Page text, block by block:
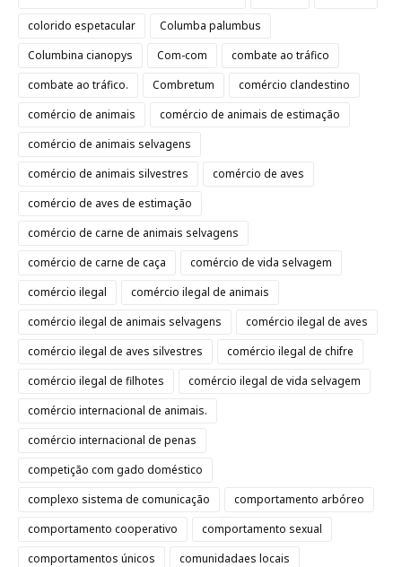
colorido espetacular
Columba palumbus
Columbina cianopys
Com-com
combate ao tráfico
combate ao tráfico.
Combretum
comércio clandestino
comércio de animais
comércio de animais de estimação
comércio de animais selvagens
comércio de animais silvestres
comércio de aves
comércio de aves de estimação
comércio de carne de animais selvagens
comércio de carne de caça
comércio de vida selvagem
comércio ilegal
comércio ilegal de animais
comércio ilegal de animais selvagens
comércio ilegal de aves
comércio ilegal de aves silvestres
comércio ilegal de chifre
comércio ilegal de filhotes
comércio ilegal de vida selvagem
comércio internacional de animais.
comércio internacional de penas
competição com gado doméstico
complexo sistema de comunicação
comportamento arbóreo
comportamento cooperativo
comportamento sexual
comportamentos únicos
comunidadaes locais